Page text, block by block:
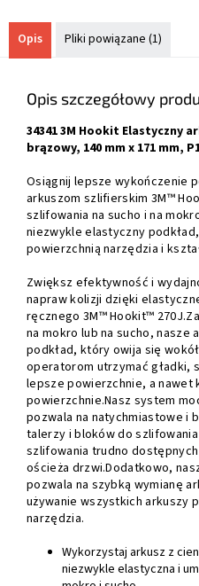
Opis Pliki powiązane (1)
Opis szczegółowy
34341 3M Hookit Elastyczny
brązowy, 140 mm x 171 mm,
Osiągnij lepsze wykończenie
arkuszom szlifierskim 3M™
szlifowania na sucho i na
niezwykle elastyczny
powierzchnią narzędzia i
Zwiększ efektywność i
napraw kolizji dzięki
ręcznego 3M™ Hookit™
na mokro lub na sucho, nasze
podkład, który owija się
operatorom utrzymać gładki,
lepsze powierzchnie, a nawet
powierzchnie.Nasz system
pozwala na natychmiastowe i
talerzy i bloków do
szlifowania trudno
ościeża drzwi.Dodatkowo,
pozwala na szybką wymianę
używanie wszystkich arkuszy
narzędzia.
Wykorzystaj arkusz z
niezwykle elastyczna i